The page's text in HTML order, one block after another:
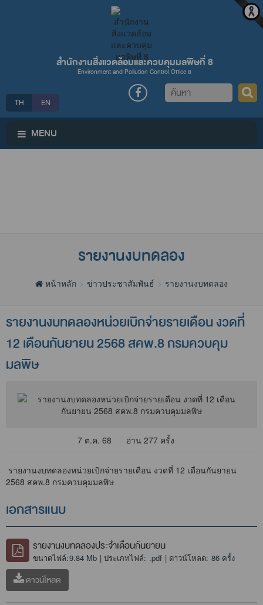
สำนักงานสิ่งแวดล้อมและควบคุมมลพิษที่ 8
Environment and Pollution Control Office 8
TH EN
ค้นหา
MENU
รายงานงบทดลอง
หน้าหลัก ข่าวประชาสัมพันธ์ รายงานงบทดลอง
รายงานงบทดลองหน่วยเบิกจ่ายรายเดือน งวดที่
12 เดือนกันยายน 2568 สคพ.8 กรมควบคุม
มลพิษ
7 ต.ค. 68 อ่าน 277 ครั้ง
รายงานงบทดลองหน่วยเบิกจ่ายรายเดือน งวดที่ 12 เดือนกันยายน
2568 สคพ.8 กรมควบคุมมลพิษ
เอกสารแนบ
รายงานงบทดลองประจำเดือนกันยายน
ขนาดไฟล์:9.84 Mb | ประเภทไฟล์: .pdf | ดาวน์โหลด: 86 ครั้ง
ดาวน์โหลด